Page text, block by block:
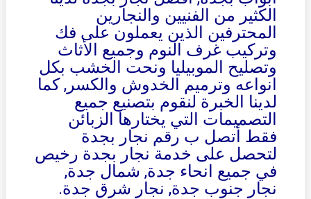
الكثير من الفنيين والنجارين
المحترفين الذين يعملون على فك
وتركيب غرف النوم وجميع الأثاث
وتصليح الموبيليا ونحت الخشب بكل
انواعه وترميم الخدوش والكسر, كما
لدينا الخبرة لنقوم بتصنيع جميع
التصميمات التي يختارها الزبائن
فقط أتصل ب رقم نجار بجدة
لتحصل على خدمة نجار بجدة رخيص
في جميع انحاء جدة, شمال جدة,
نجار جنوب جدة, نجار شرق جدة.